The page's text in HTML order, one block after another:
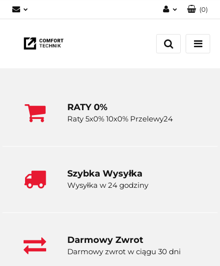
Zaloguj się
Zarejestruj się
(0)
RATY 0%
Raty 5x0% 10x0% Przelewy24
Szybka Wysyłka
Wysyłka w 24 godziny
Darmowy Zwrot
Darmowy zwrot w ciągu 30 dni